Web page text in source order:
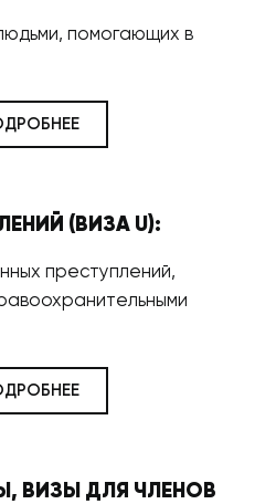
помогающих в
(ВИЗА U):
преступлений,
ВИЗЫ ДЛЯ ЧЛЕНОВ